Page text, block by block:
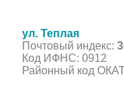
ул. Теплая
Почтовый индекс:
Код ИФНС: 0912
Районный код